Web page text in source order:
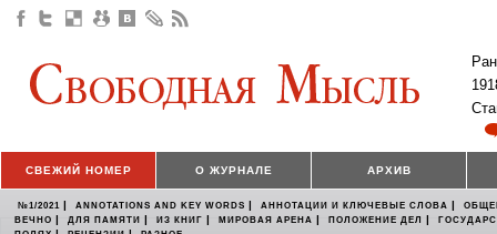
СВЕЖИЙ НОМЕР О ЖУРНАЛЕ АРХИВ
№1/2021 | ANNOTATIONS AND KEY WORDS | АННОТАЦИИ И КЛЮЧЕВЫЕ СЛОВА |
ВЕЧНО | ДЛЯ ПАМЯТИ | ИЗ КНИГ | МИРОВАЯ АРЕНА | ПОЛОЖЕНИЕ ДЕЛ |